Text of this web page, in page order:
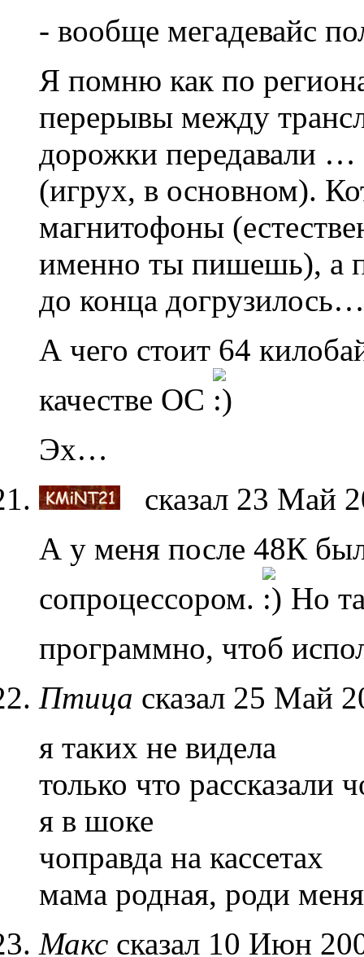
- вообще мегадевайс
Я помню как по
перерывы между
дорожки передавали …
(игрух, в основном).
магнитофоны
именно ты пишешь), а
до конца догрузилось…
А чего стоит 64
качестве ОС
Эх…
сказал 23 Май
А у меня после 48К
сопроцессором.
Но
программно, чтоб
Птица сказал 25 Май
я таких не видела
только что рассказали
я в шоке
чоправда на кассетах
мама родная, роди
Макс сказал 10 Июн